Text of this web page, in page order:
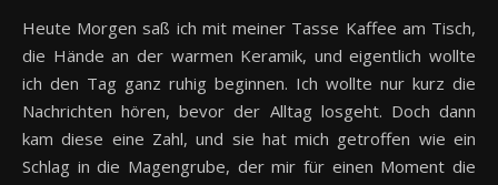
Heute Morgen saß ich mit meiner Tasse Kaffee am Tisch,
die Hände an der warmen Keramik, und eigentlich wollte
ich den Tag ganz ruhig beginnen. Ich wollte nur kurz die
Nachrichten hören, bevor der Alltag losgeht. Doch dann
kam diese eine Zahl, und sie hat mich getroffen wie ein
Schlag in die Magengrube, der mir für einen Moment die